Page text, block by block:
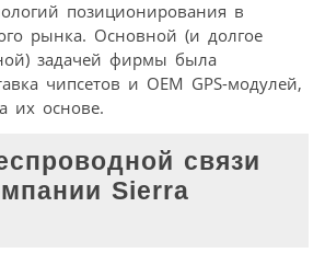
позиционирования в
рынка. Основной (и долгое
задачей фирмы была
чипсетов и ОЕМ GPS-модулей,
их основе.
связи
Sierra